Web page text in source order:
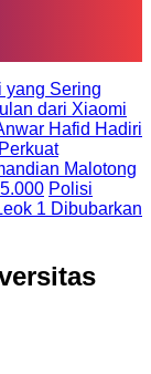
yang Sering
dari Xiaomi
Hafid Hadiri
Malotong
Polisi
1 Dibubarkan